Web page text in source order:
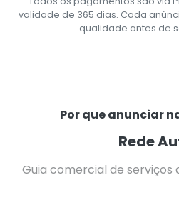
validade de 365 dias. Cada
qualidade antes de
Por que anunciar
Rede
Guia comercial de serviços